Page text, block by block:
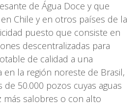
de Água Doce y que
Chile y en otros países de la
puesto que consiste en
descentralizadas para
de calidad a una
en la región noreste de Brasil,
50.000 pozos cuyas aguas
más salobres o con alto